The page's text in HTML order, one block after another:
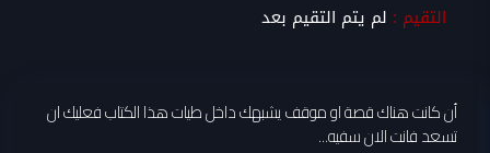
التقيم : لم يتم التقيم بعد
أن كانت هناك قصة او موقف يشبهك داخل طيات هذا الكتاب فعليك ان
تسعد فانت الان سفيه...